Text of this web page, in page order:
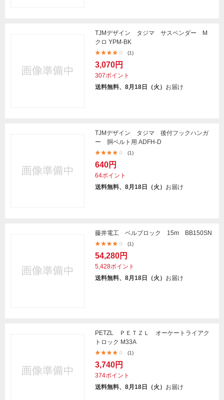
TJMデザイン タジマ サスペンダー M
クロ YPM-BK
(1)
3,070円
307ポイント
送料無料、8月18日（火） お届け
TJMデザイン タジマ 後付フックハンガ
ー 胴ベルト用 ADFH-D
(1)
640円
64ポイント
送料無料、8月18日（火） お届け
藤井電工 ベルブロック 15m BB150SN
(1)
54,280円
5,428ポイント
送料無料、8月18日（火） お届け
PETZL ＰＥＴＺＬ オーケートライアク
トロック M33A
(1)
3,740円
374ポイント
送料無料、8月18日（火） お届け